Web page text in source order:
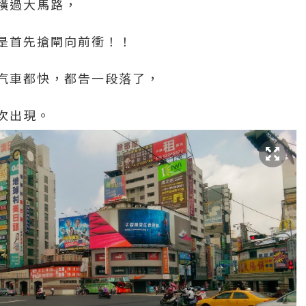
過大馬路，
先搶閘向前衝！！
都快，都告一段落了，
出現。